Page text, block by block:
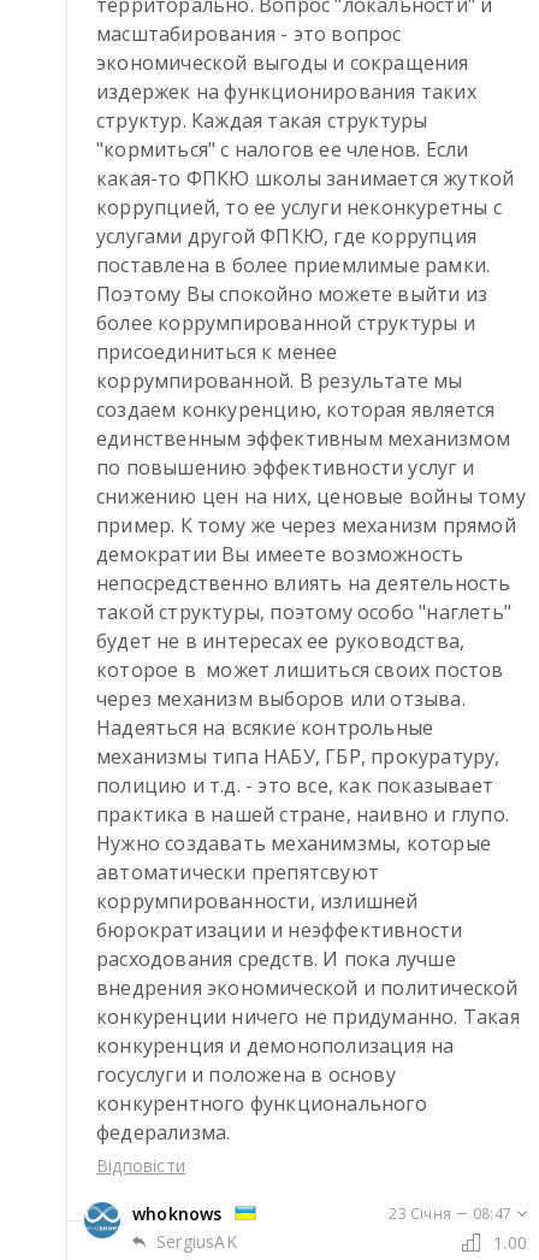
масштабирования - это вопрос
экономической выгоды и сокращения
издержек на функционирования таких
структур. Каждая такая структуры
"кормиться" с налогов ее членов. Если
какая-то ФПКЮ школы занимается жуткой
коррупцией, то ее услуги неконкуретны с
услугами другой ФПКЮ, где коррупция
поставлена в более приемлимые рамки.
Поэтому Вы спокойно можете выйти из
более коррумпированной структуры и
присоединиться к менее
коррумпированной. В результате мы
создаем конкуренцию, которая является
единственным эффективным механизмом
по повышению эффективности услуг и
снижению цен на них, ценовые войны тому
пример. К тому же через механизм прямой
демократии Вы имеете возможность
непосредственно влиять на деятельность
такой структуры, поэтому особо "наглеть"
будет не в интересах ее руководства,
которое в  может лишиться своих постов
через механизм выборов или отзыва.
Надеяться на всякие контрольные
механизмы типа НАБУ, ГБР, прокуратуру,
полицию и т.д. - это все, как показывает
практика в нашей стране, наивно и глупо.
Нужно создавать механимзмы, которые
автоматически препятсвуют
коррумпированности, излишней
бюрократизации и неэффективности
расходования средств. И пока лучше
внедрения экономической и политической
конкуренции ничего не придуманно. Такая
конкуренция и демонополизация на
госуслуги и положена в основу
конкурентного функционального
федерализма.
Відповісти
whoknows 23 Січня 08:47
SergiusAK 1.00